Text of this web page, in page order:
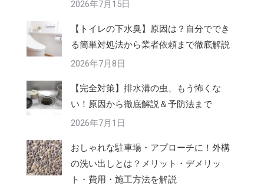
2026年7月15日
【トイレの下水臭】原因は？自分ででき
る簡単対処法から業者依頼まで徹底解説
2026年7月8日
【完全対策】排水溝の虫、もう怖くな
い！原因から徹底解説＆予防法まで
2026年7月1日
おしゃれな駐車場・アプローチに！外構
の洗い出しとは？メリット・デメリッ
ト・費用・施工方法を解説